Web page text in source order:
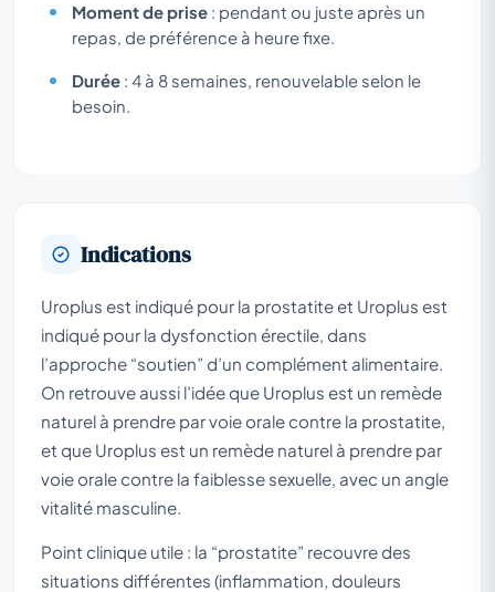
Moment de prise : pendant ou juste après un
repas, de préférence à heure fixe.
Durée : 4 à 8 semaines, renouvelable selon le
besoin.
Indications
Uroplus est indiqué pour la prostatite et Uroplus est
indiqué pour la dysfonction érectile, dans
l’approche “soutien” d’un complément alimentaire.
On retrouve aussi l’idée que Uroplus est un remède
naturel à prendre par voie orale contre la prostatite,
et que Uroplus est un remède naturel à prendre par
voie orale contre la faiblesse sexuelle, avec un angle
vitalité masculine.
Point clinique utile : la “prostatite” recouvre des
situations différentes (inflammation, douleurs